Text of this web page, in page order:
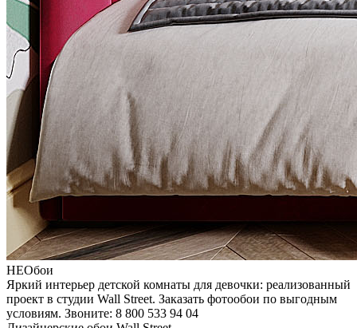
НЕОбои
Яркий интерьер детской комнаты для девочки: реализованный
проект в студии Wall Street. Заказать фотообои по выгодным
условиям. Звоните: 8 800 533 94 04